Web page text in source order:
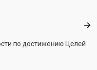
по достижению Целей